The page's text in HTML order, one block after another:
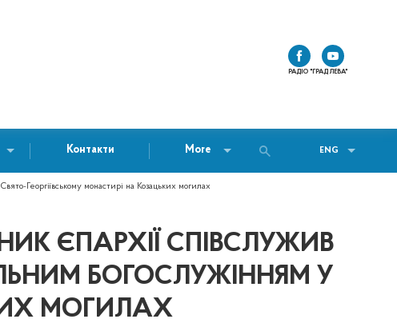
РАДІО "ГРАД ЛЕВА"
Контакти More ENG
Георгіївському монастирі на Козацьких могилах
ЄПАРХІЇ СПІВСЛУЖИВ
БОГОСЛУЖІННЯМ У
МОГИЛАХ